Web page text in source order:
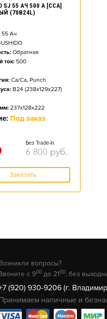
SJ 55 АЧ 500 А [CCA]
(70B24L)
55Ач
Обратная
ток: 500
Ca/Ca, Punch
B24 (238x129x227)
237x128x222
Под заказ
Без Trade-in
6 800 руб.
Заказать
вопросы?
с 900 до 2100, без
(920) 930-9206 (г.
наличные и